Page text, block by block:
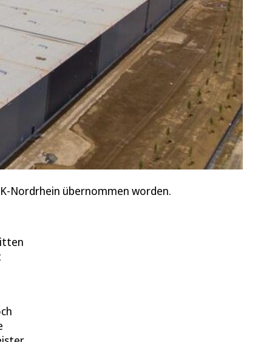
Nordrhein übernommen worden.